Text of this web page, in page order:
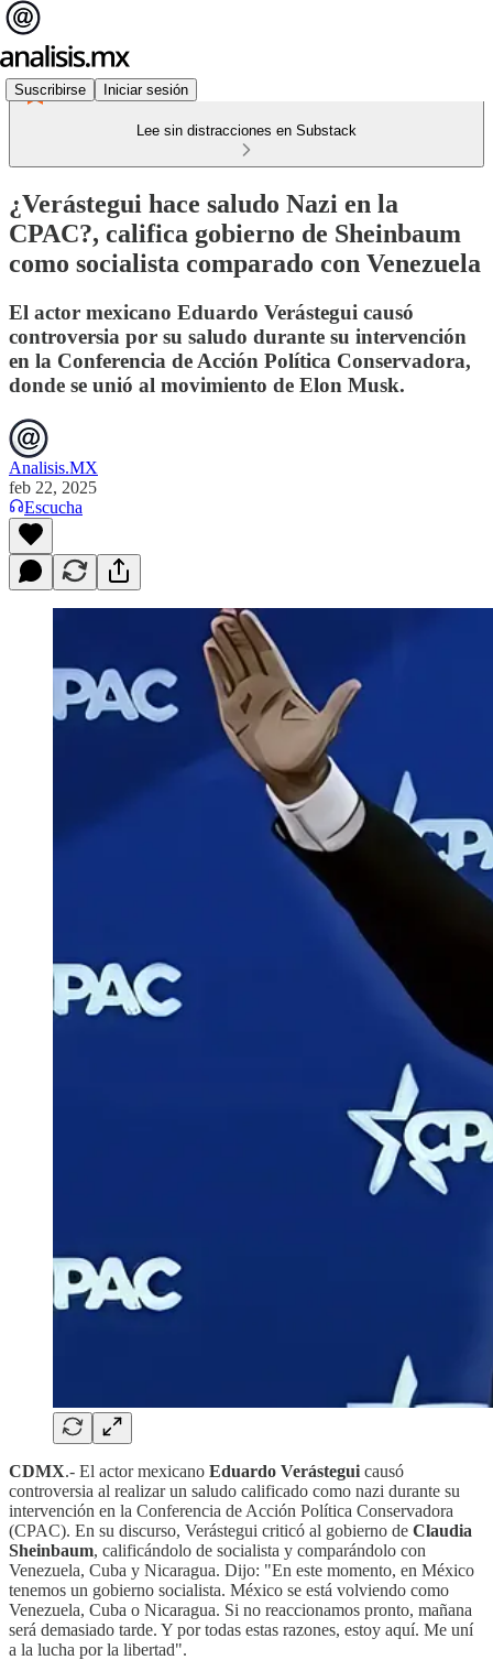
Suscribirse Iniciar sesión
Lee sin distracciones en Substack
¿Verástegui hace saludo Nazi en la
CPAC?, califica gobierno de Sheinbaum
como socialista comparado con Venezuela
El actor mexicano Eduardo Verástegui causó
controversia por su saludo durante su intervención
en la Conferencia de Acción Política Conservadora,
donde se unió al movimiento de Elon Musk.
Analisis.MX
feb 22, 2025
Escucha
CDMX.- El actor mexicano Eduardo Verástegui causó
controversia al realizar un saludo calificado como nazi durante su
intervención en la Conferencia de Acción Política Conservadora
(CPAC). En su discurso, Verástegui criticó al gobierno de Claudia
Sheinbaum, calificándolo de socialista y comparándolo con
Venezuela, Cuba y Nicaragua. Dijo: "En este momento, en México
tenemos un gobierno socialista. México se está volviendo como
Venezuela, Cuba o Nicaragua. Si no reaccionamos pronto, mañana
será demasiado tarde. Y por todas estas razones, estoy aquí. Me uní
a la lucha por la libertad".